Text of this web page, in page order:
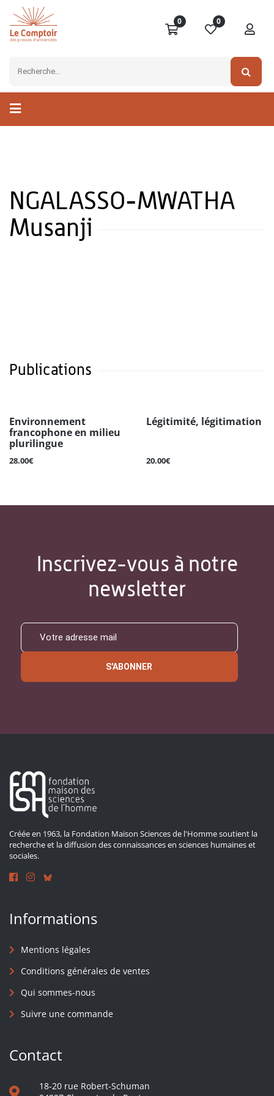
0 0
NGALASSO-MWATHA
Musanji
Publications
Environnement
francophone en milieu
plurilingue
28.00€
Légitimité, légitimation
20.00€
Inscrivez-vous à notre
newsletter
S'ABONNER
Créée en 1963, la Fondation Maison Sciences de l'Homme soutient la
recherche et la diffusion des connaissances en sciences humaines et
sociales.
Informations
Mentions légales
Conditions générales de ventes
Qui sommes-nous
Suivre une commande
Contact
18-20 rue Robert-Schuman